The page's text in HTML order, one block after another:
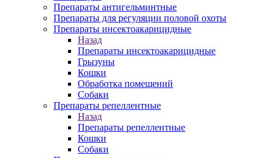
Препараты антигельминтные
Препараты для регуляции половой охоты
Препараты инсектоакарицидные
Назад
Препараты инсектоакарицидные
Грызуны
Кошки
Обработка помещений
Собаки
Препараты репеллентные
Назад
Препараты репеллентные
Кошки
Собаки